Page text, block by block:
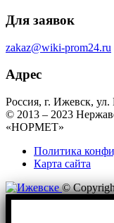
Для заявок
zakaz@wiki-prom24.ru
Адрес
Россия, г. Ижевск,
© 2013 – 2023
«НОРМЕТ»
Политика
Карта сайта
©